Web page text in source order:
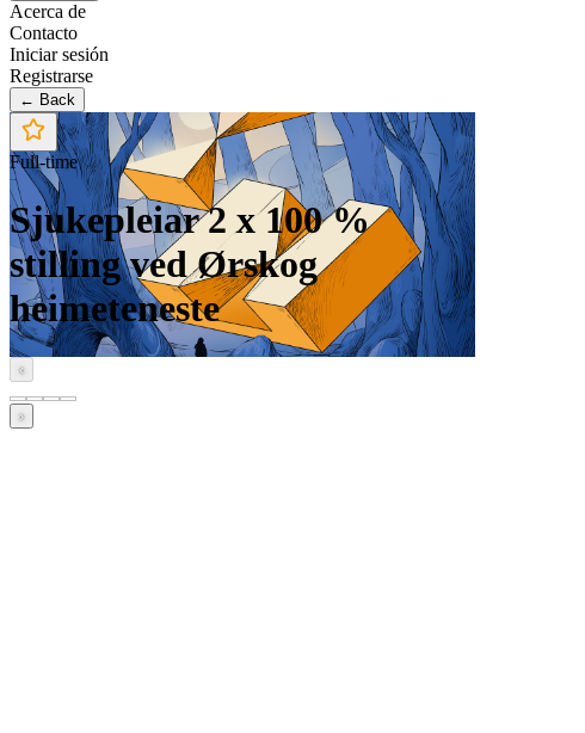
Acerca de
Contacto
Iniciar sesión
Registrarse
← Back
Full-time
Sjukepleiar 2 x 100 %
stilling ved Ørskog
heimeteneste
‹
›